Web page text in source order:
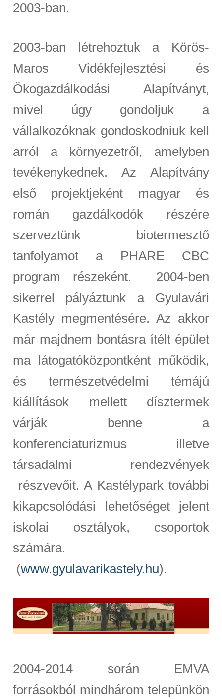
2003-ban.
2003-ban létrehoztuk a Körös-
Maros Vidékfejlesztési és
Ökogazdálkodási Alapítványt,
mivel úgy gondoljuk a
vállalkozóknak gondoskodniuk kell
arról a környezetről, amelyben
tevékenykednek. Az Alapítvány
első projektjeként magyar és
román gazdálkodók részére
szerveztünk biotermesztő
tanfolyamot a PHARE CBC
program részeként. 2004-ben
sikerrel pályáztunk a Gyulavári
Kastély megmentésére. Az akkor
már majdnem bontásra ítélt épület
ma látogatóközpontként működik,
és természetvédelmi témájú
kiállítások mellett dísztermek
várják benne a
konferenciaturizmus illetve
társadalmi rendezvények
részvevőit. A Kastélypark további
kikapcsolódási lehetőséget jelent
iskolai osztályok, csoportok
számára.
(www.gyulavarikastely.hu).
2004-2014 során EMVA
forrásokból mindhárom telepünkön